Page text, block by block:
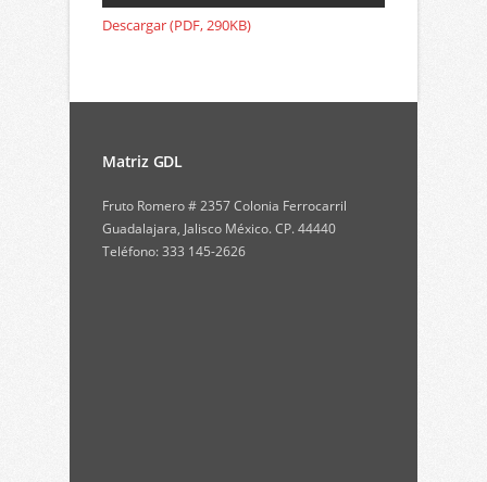
Descargar (PDF, 290KB)
Matriz GDL
Fruto Romero # 2357 Colonia Ferrocarril
Guadalajara, Jalisco México. CP. 44440
Teléfono: 333 145-2626